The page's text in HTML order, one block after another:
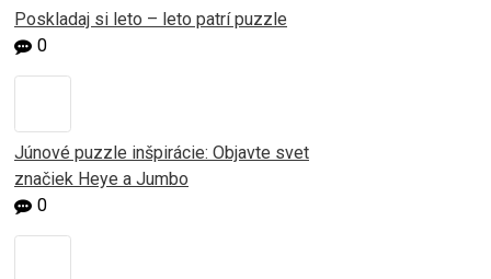
Poskladaj si leto – leto patrí puzzle
0
Júnové puzzle inšpirácie: Objavte svet
značiek Heye a Jumbo
0